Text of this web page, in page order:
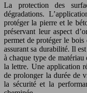
La protection des
dégradations.
protéger la pierre et le
préservant leur aspect
permet de protéger le bois
assurant sa durabilité. Il
à chaque type de
la lettre. Une application
de prolonger la durée de
la sécurité et la